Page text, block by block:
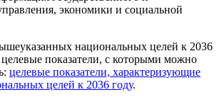
экономики и социальной
национальных целей к 2036
показатели, с которыми можно
целевые показатели, характеризующие
целей к 2036 году.